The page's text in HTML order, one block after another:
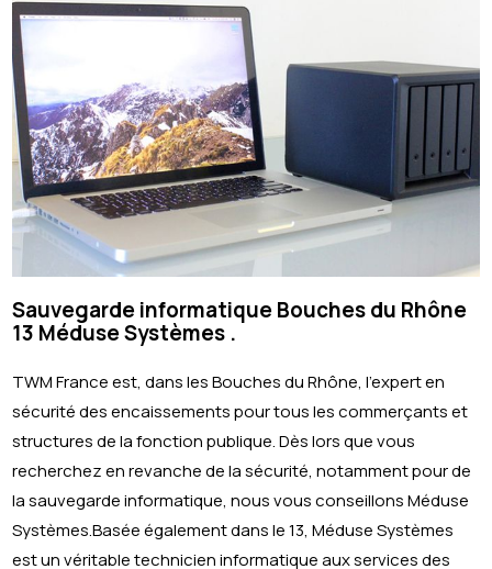
Sauvegarde informatique Bouches du Rhône
13 Méduse Systèmes .
TWM France est, dans les Bouches du Rhône, l'expert en
sécurité des encaissements pour tous les commerçants et
structures de la fonction publique. Dès lors que vous
recherchez en revanche de la sécurité, notamment pour de
la sauvegarde informatique, nous vous conseillons Méduse
Systèmes.Basée également dans le 13, Méduse Systèmes
est un véritable technicien informatique aux services des